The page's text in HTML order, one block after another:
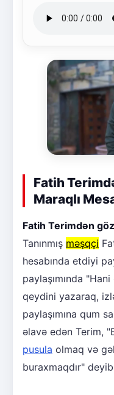
Fatih
Maraqlı
Fatih Terimdən
Tanınmış məşqçi
hesabında etdiyi
paylaşımında
qeydini yazaraq,
paylaşımına qum
əlavə edən Terim,
pusula olmaq və
buraxmaqdır"